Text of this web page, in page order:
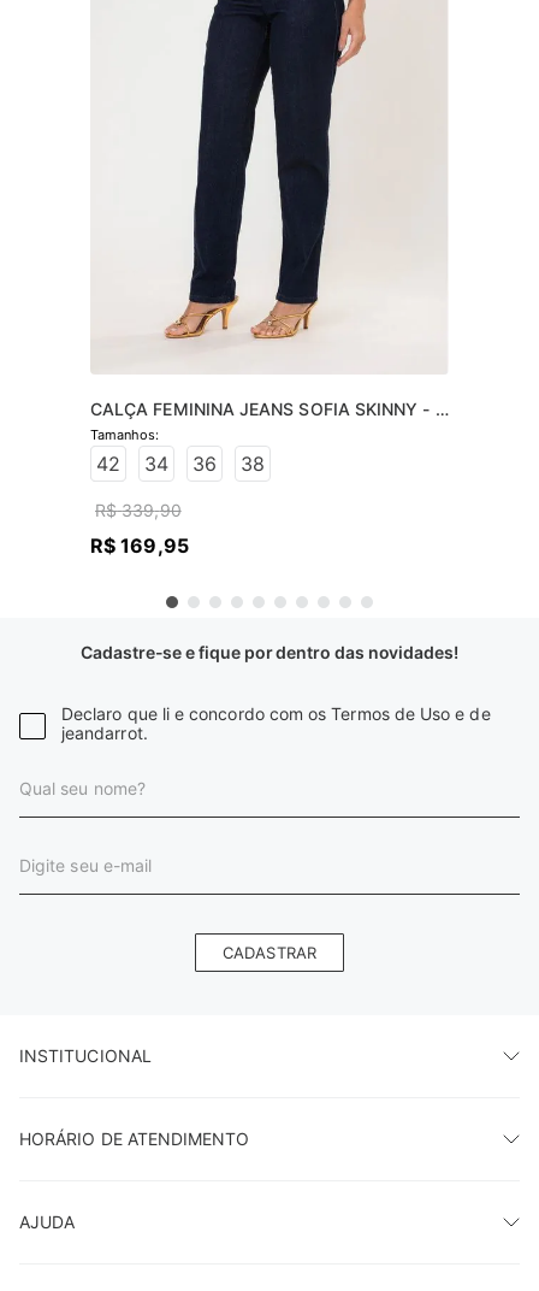
CALÇA FEMININA JEANS SOFIA SKINNY -
JEANS ESCURO
42 34 36 38
R$ 339,90
R$ 169,95
Cadastre-se e fique por dentro das novidades!
Declaro que li e concordo com os Termos de Uso e de
jeandarrot.
CADASTRAR
INSTITUCIONAL
HORÁRIO DE ATENDIMENTO
AJUDA